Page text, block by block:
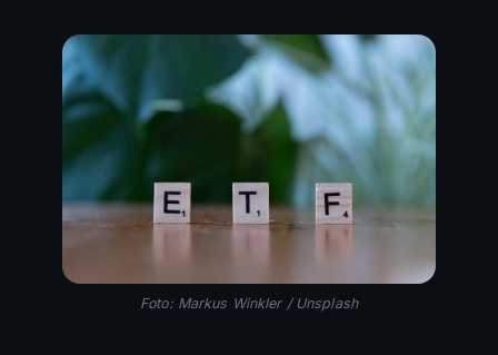
Foto: Markus Winkler / Unsplash